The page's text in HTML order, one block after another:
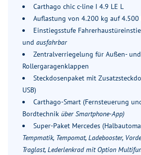
Carthago chic c-line I 4.9 LE L
Auflastung von 4.200 kg auf 4.500
Einstiegsstufe
und ausfahrbar
Zentralverriegelung für Außen- und
Rollergaragenklappen
Steckdosenpaket mit
USB)
Carthago-Smart (Fernsteuerung
Bordtechnik über Smartphone-App)
Super-Paket Mercedes
Tempmatik, Tempomat, Ladebooster,
Traglast, Lederlenkrad mit Option